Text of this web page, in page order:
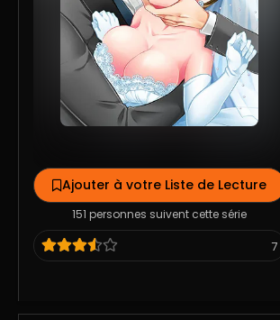
Ajouter à votre Liste de Lecture
151 personnes suivent cette série
7